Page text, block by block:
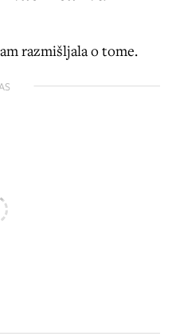
razmišljala o tome.